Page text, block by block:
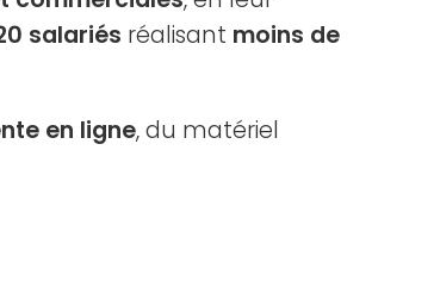
salariés réalisant moins de
en ligne, du matériel